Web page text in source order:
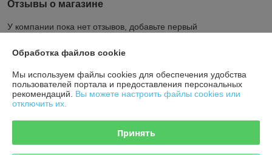
Отзывы о магазине
У компании пока нет отзывов, добавьте первый
Контакты
Доставка и оплата
График работы
Обработка файлов cookie
Мы используем файлы cookies для обеспечения удобства
пользователей портала и предоставления персональных
рекомендаций. Вы можете настроить файлы cookies или
отключить их.
Принять